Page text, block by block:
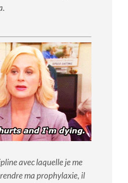
avec laquelle je me
ma prophylaxie, il